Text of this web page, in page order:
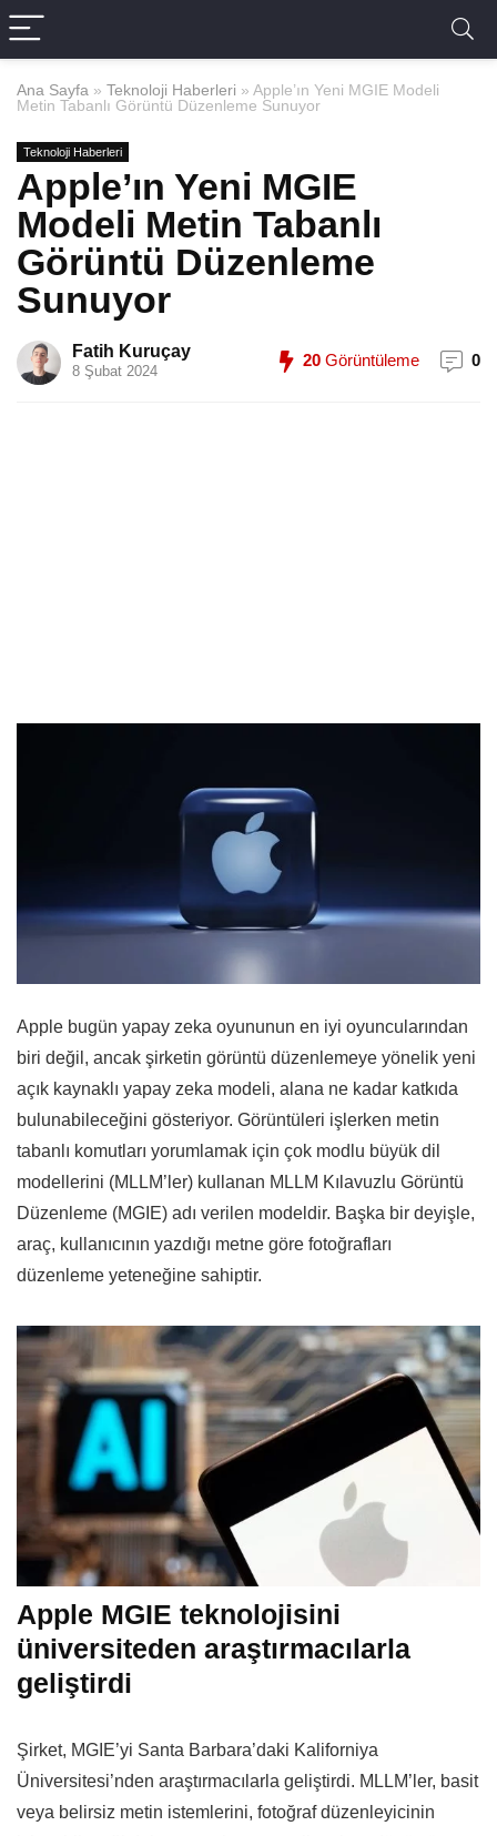
Ana Sayfa » Teknoloji Haberleri » Apple’ın Yeni MGIE Modeli
Metin Tabanlı Görüntü Düzenleme Sunuyor
Teknoloji Haberleri
Apple’ın Yeni MGIE
Modeli Metin Tabanlı
Görüntü Düzenleme
Sunuyor
Fatih Kuruçay
8 Şubat 2024
20 Görüntüleme 0
Apple bugün yapay zeka oyununun en iyi oyuncularından
biri değil, ancak şirketin görüntü düzenlemeye yönelik yeni
açık kaynaklı yapay zeka modeli, alana ne kadar katkıda
bulunabileceğini gösteriyor. Görüntüleri işlerken metin
tabanlı komutları yorumlamak için çok modlu büyük dil
modellerini (MLLM’ler) kullanan MLLM Kılavuzlu Görüntü
Düzenleme (MGIE) adı verilen modeldir. Başka bir deyişle,
araç, kullanıcının yazdığı metne göre fotoğrafları
düzenleme yeteneğine sahiptir.
Apple MGIE teknolojisini
üniversiteden araştırmacılarla
geliştirdi
Şirket, MGIE’yi Santa Barbara’daki Kaliforniya
Üniversitesi’nden araştırmacılarla geliştirdi. MLLM’ler, basit
veya belirsiz metin istemlerini, fotoğraf düzenleyicinin